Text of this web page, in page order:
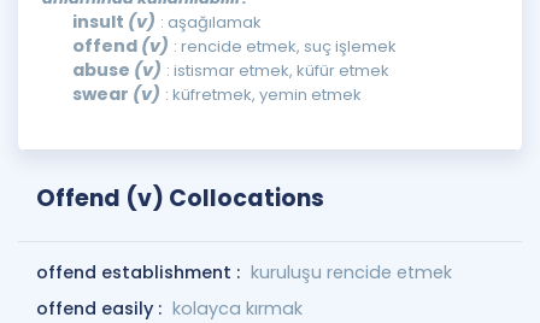
insult (v) : aşağılamak
offend (v) : rencide etmek, suç işlemek
abuse (v) : istismar etmek, küfür etmek
swear (v) : küfretmek, yemin etmek
Offend (v) Collocations
offend establishment : kuruluşu rencide etmek
offend easily : kolayca kırmak